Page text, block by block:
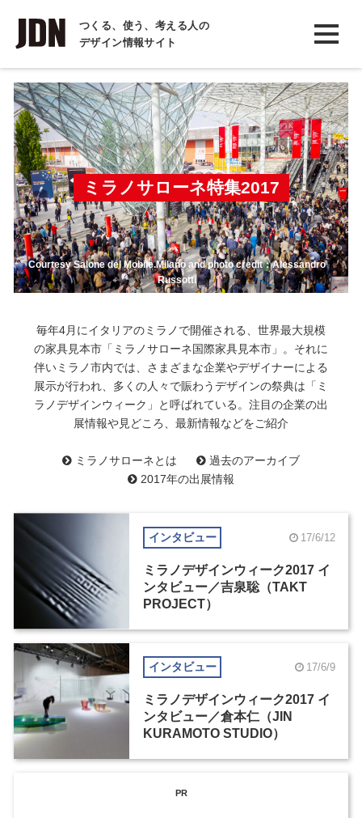
つくる、使う、考える人の
デザイン情報サイト
INTERVIEW
インタビュー
REPORT
レポート
COLUMN
コラムミラノサローネ特集2017
Courtesy Salone del Mobile.Milano and photo credit：Alessandro
Russotti
毎年4月にイタリアのミラノで開催される、世界最大規模
の家具見本市「ミラノサローネ国際家具見本市」。それに
伴いミラノ市内では、さまざまな企業やデザイナーによる
展示が行われ、多くの人々で賑わうデザインの祭典は「ミ
ラノデザインウィーク」と呼ばれている。注目の企業の出
展情報や見どころ、最新情報などをご紹介
ミラノサローネとは
過去のアーカイブ
2017年の出展情報
インタビュー 17/6/12
ミラノデザインウィーク2017 イ
ンタビュー／吉泉聡（TAKT
PROJECT）
インタビュー 17/6/9
ミラノデザインウィーク2017 イ
ンタビュー／倉本仁（JIN
KURAMOTO STUDIO）
PR